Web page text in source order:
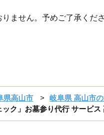
ません。予めご了承くださ
県高山市
岐阜県 高山市
ク」お墓参り代行 サービス